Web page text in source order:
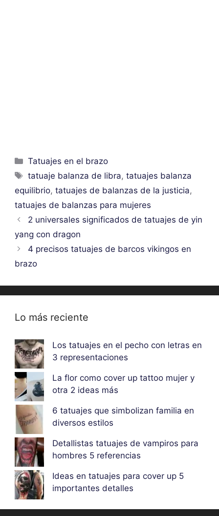
Categorías
Tatuajes en el brazo
Etiquetas
tatuaje balanza de libra,tatuajes balanza
equilibrio, tatuajes de balanzas de la justicia,
tatuajes de balanzas para mujeres
2 universales significados de tatuajes de yin
yang con dragon
4 precisos tatuajes de barcos vikingos en
brazo
Lo más reciente
Los tatuajes en el pecho con letras en
3 representaciones
La flor como cover up tattoo mujer y
otra 2 ideas más
6 tatuajes que simbolizan familia en
diversos estilos
Detallistas tatuajes de vampiros para
hombres 5 referencias
Ideas en tatuajes para cover up 5
importantes detalles